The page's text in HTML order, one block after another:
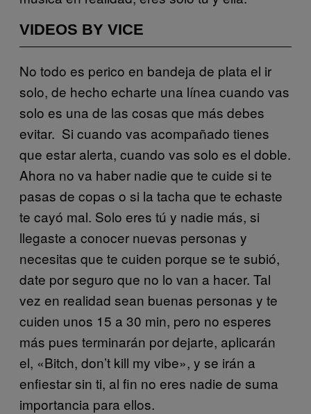
VIDEOS BY VICE
No todo es perico en bandeja de plata el ir
solo, de hecho echarte una línea cuando vas
solo es una de las cosas que más debes
evitar. Si cuando vas acompañado tienes
que estar alerta, cuando vas solo es el doble.
Ahora no va haber nadie que te cuide si te
pasas de copas o si la tacha que te echaste
te cayó mal. Solo eres tú y nadie más, si
llegaste a conocer nuevas personas y
necesitas que te cuiden porque se te subió,
date por seguro que no lo van a hacer. Tal
vez en realidad sean buenas personas y te
cuiden unos 15 a 30 min, pero no esperes
más pues terminarán por dejarte, aplicarán
el, «Bitch, don’t kill my vibe», y se irán a
enfiestar sin ti, al fin no eres nadie de suma
importancia para ellos.